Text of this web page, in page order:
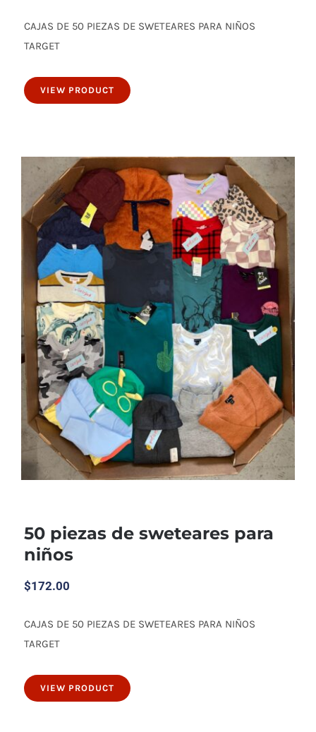
CAJAS DE 50 PIEZAS DE SWETEARES PARA NIÑOS
TARGET
VIEW PRODUCT
50 piezas de sweteares para
niños
$172.00
CAJAS DE 50 PIEZAS DE SWETEARES PARA NIÑOS
TARGET
VIEW PRODUCT